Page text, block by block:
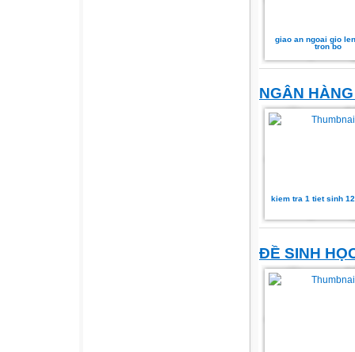
giao an ngoai gio
tron bo
NGÂN
kiem tra 1 tiet sinh
ĐỀ SINH